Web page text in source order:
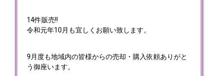
14件販売!!
令和元年10月も宜しくお願い致します。
9月度も地域内の皆様からの売却・購入依頼ありがと
う御座います。